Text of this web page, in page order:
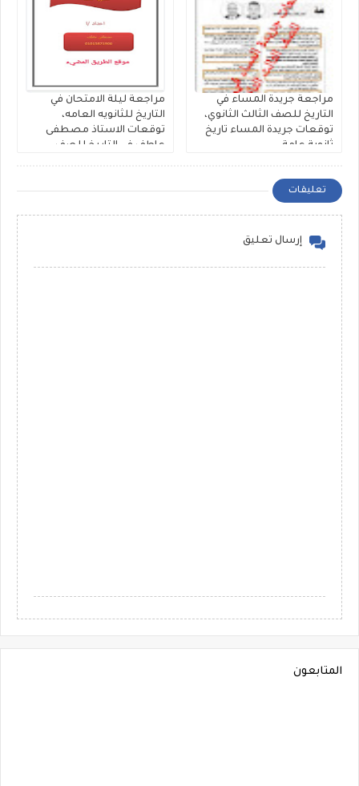
مراجعة جريدة المساء في
التاريخ للصف الثالث الثانوي،
توقعات جريدة المساء تاريخ
ثانوية عامة
مراجعة ليلة الامتحان في
التاريخ للثانويه العامه،
توقعات الاستاذ مصطفى
عاطف في التاريخ للصف
تعليقات
إرسال تعليق
المتابعون